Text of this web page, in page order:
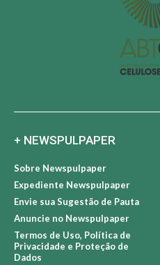
+ NEWSPULPAPER
Sobre Newspulpaper
Expediente Newspulpaper
Envie sua Sugestão de Pauta
Anuncie no Newspulpaper
Termos de Uso, Política de
Privacidade e Proteção de
Dados